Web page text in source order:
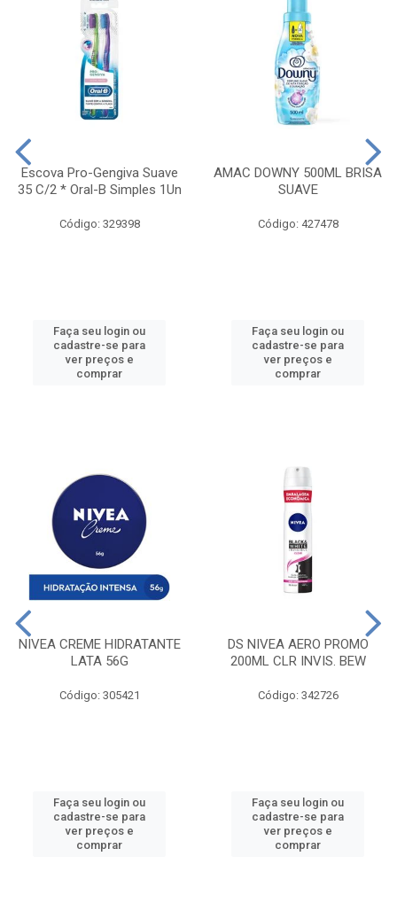
Escova Pro-Gengiva Suave
35 C/2 * Oral-B Simples 1Un
Código: 329398
Faça seu login ou
cadastre-se para
ver preços e
comprar
AMAC DOWNY 500ML BRISA
SUAVE
Código: 427478
Faça seu login ou
cadastre-se para
ver preços e
comprar
NIVEA CREME HIDRATANTE
LATA 56G
Código: 305421
Faça seu login ou
cadastre-se para
ver preços e
comprar
DS NIVEA AERO PROMO
200ML CLR INVIS. BEW
Código: 342726
Faça seu login ou
cadastre-se para
ver preços e
comprar